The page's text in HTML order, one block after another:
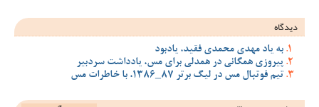
دیدگاه
به یاد مهدی محمدی فقید، یادبود
پیروزی همگانی در همدلی برای مس، یادداشت سردبیر
تیم فوتبال مس در لیگ برتر 87_1386، با خاطرات مس